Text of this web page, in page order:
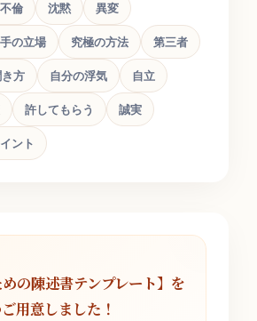
倫 沈黙 異変
の立場 究極の方法 第三者
き方 自分の浮気 自立
許してもらう 誠実
ント
めの陳述書テンプレート】を
用意しました！